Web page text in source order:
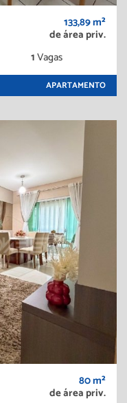
133,89 m²
de área priv.
1Vagas
APARTAMENTO
80 m²
de área priv.